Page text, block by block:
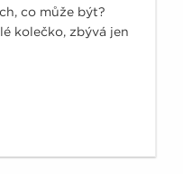
co může být?
kolečko, zbývá jen